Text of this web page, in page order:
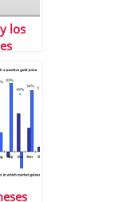
los